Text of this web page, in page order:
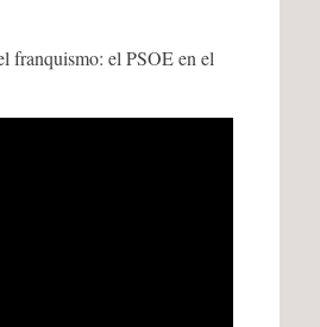
franquismo: el PSOE en el